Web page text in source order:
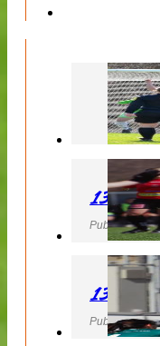
130427
Publicerad
130427
Publicerad